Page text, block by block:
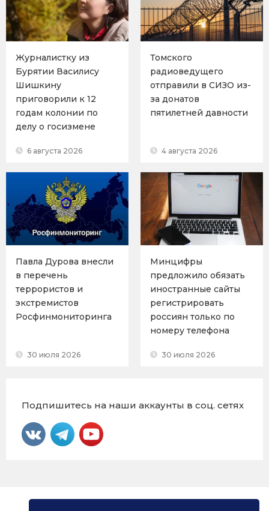
Журналистку из
Бурятии Василису
Шишкину
приговорили к 12
годам колонии по
делу о госизмене
6 августа 2026
Томского
радиоведущего
отправили в СИЗО из-
за донатов
пятилетней давности
4 августа 2026
Павла Дурова внесли
в перечень
террористов и
экстремистов
Росфинмониторинга
30 июля 2026
Минцифры
предложило обязать
иностранные сайты
регистрировать
россиян только по
номеру телефона
30 июля 2026
Подпишитесь на наши аккаунты в соц. сетях